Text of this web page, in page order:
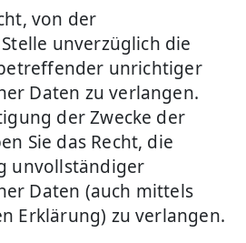
von der
unverzüglich die
unrichtiger
Daten zu verlangen.
der Zwecke der
Sie das Recht, die
unvollständiger
Daten (auch mittels
Erklärung) zu verlangen.